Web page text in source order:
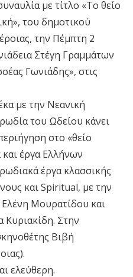
με τίτλο «Το θείο
του δημοτικού
την Πέμπτη 2
Στέγη Γραμμάτων
Γωνιάδης», στις
με την Νεανική
του Ωδείου κάνει
στο «θείο
έργα Ελλήνων
έργα κλασσικής
και Spiritual, με την
Μουρατίδου και
Στην
Βιβή
ελεύθερη.